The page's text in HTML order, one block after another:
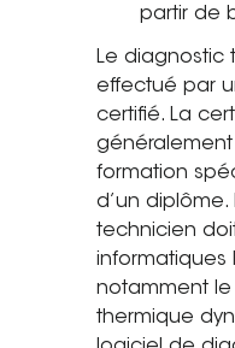
partir de
Le diagnostic
effectué par
certifié. La
formation
d’un
technicien
informatiques
notamment le
thermique